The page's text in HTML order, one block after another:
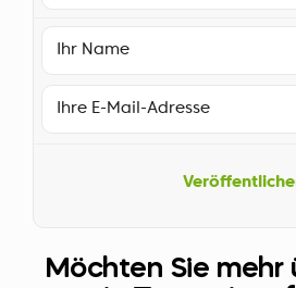
Möchten Sie mehr